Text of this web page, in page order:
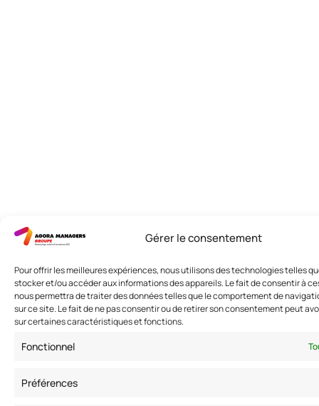
Gérer le consentement
Pour offrir les meilleures expériences, nous utilisons des technologies telles
stocker et/ou accéder aux informations des appareils. Le fait de consentir à
nous permettra de traiter des données telles que le comportement de
sur ce site. Le fait de ne pas consentir ou de retirer son consentement peut
sur certaines caractéristiques et fonctions.
Fonctionnel
Préférences